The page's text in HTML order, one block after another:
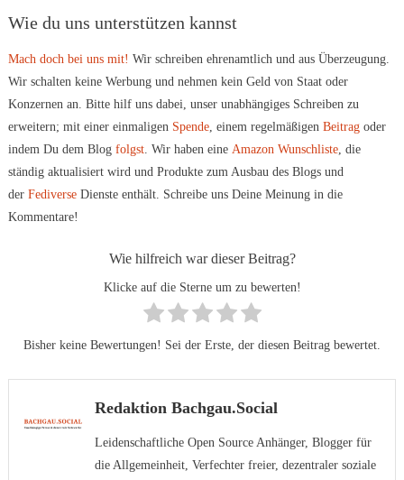
Wie du uns unterstützen kannst
Mach doch bei uns mit! Wir schreiben ehrenamtlich und aus Überzeugung.
Wir schalten keine Werbung und nehmen kein Geld von Staat oder
Konzernen an. Bitte hilf uns dabei, unser unabhängiges Schreiben zu
erweitern; mit einer einmaligen Spende, einem regelmäßigen Beitragoder
indem Du dem Blog folgst. Wir haben eine Amazon Wunschliste, die
ständig aktualisiert wird und Produkte zum Ausbau des Blogs und
der FediverseDienste enthält. Schreibe uns Deine Meinung in die
Kommentare!
Wie hilfreich war dieser Beitrag?
Klicke auf die Sterne um zu bewerten!
Bisher keine Bewertungen! Sei der Erste, der diesen Beitrag bewertet.
Redaktion Bachgau.Social
Leidenschaftliche Open Source Anhänger, Blogger für
die Allgemeinheit, Verfechter freier, dezentraler soziale